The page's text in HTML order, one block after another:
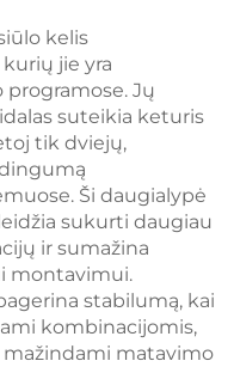
kelis
jie yra
Jų
suteikia keturis
tik dviejų,
Ši daugialypė
sukurti daugiau
ir sumažina
montavimui.
stabilumą, kai
kombinacijomis,
matavimo